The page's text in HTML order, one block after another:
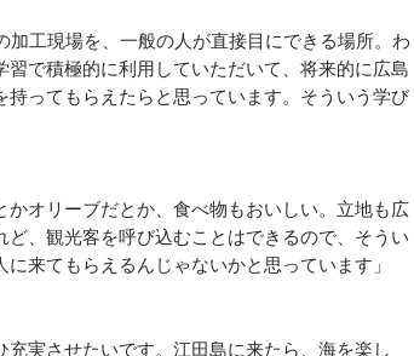
工現場を、一般の人が直接目にできる場所。わ
で積極的に利用していただいて、将来的に広島
ってもらえたらと思っています。そういう学び
オリーブだとか、食べ物もおいしい。立地も広
、観光客を呼び込むことはできるので、そうい
来てもらえるんじゃないかと思っています」
実させたいです。江田島に来たら、海を楽し